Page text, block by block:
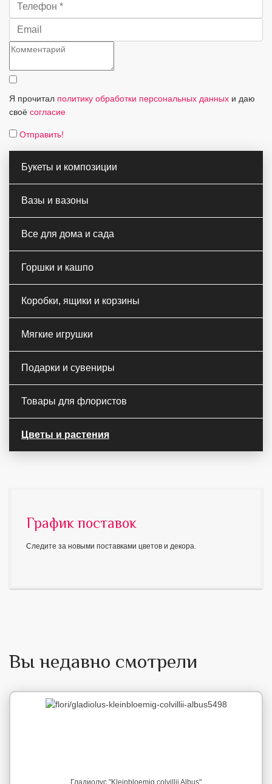
Я прочитал политику обработки персональных данных и даю
своё согласие
Отправить!
Букеты и композиции
Вазы и вазоны
Все для дома и сада
Горшки и кашпо
Коробки, ящики и корзины
Мягкие игрушки
Подарки и сувениры
Товары для флористов
Цветы и растения
График поставок
Следите за новыми поставками цветов и декора.
Вы недавно смотрели
Гладиолус "Kleinbloemig colvillii Albus"